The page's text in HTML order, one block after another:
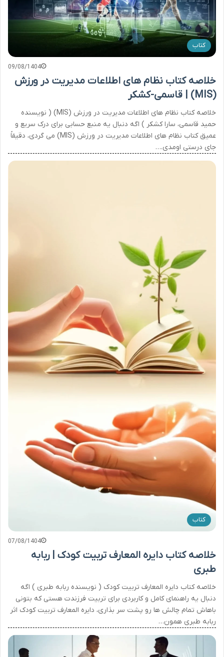
کتاب
09/08/1404
خلاصه کتاب نظام های اطلاعات مدیریت در ورزش
(MIS) | قاسمی-کشکر
خلاصه کتاب نظام های اطلاعات مدیریت در ورزش (MIS) ( نویسنده
حمید قاسمی، سارا کشکر ) اگه دنبال یه منبع حسابی برای درک سریع و
عمیق کتاب نظام های اطلاعات مدیریت در ورزش (MIS) می گردی، دقیقاً
جای درستی اومدی.…
کتاب
07/08/1404
خلاصه کتاب دایره المعارف تربیت کودک | ربابه
طبری
خلاصه کتاب دایره المعارف تربیت کودک ( نویسنده ربابه طبری ) اگه
دنبال یه راهنمای کامل و کاربردی برای تربیت فرزندت هستی که بتونی
باهاش تمام چالش ها رو پشت سر بذاری، دایره المعارف تربیت کودک اثر
ربابه طبری همون…